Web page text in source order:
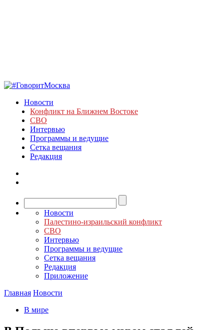
Новости
Конфликт на Ближнем Востоке
СВО
Интервью
Программы и ведущие
Сетка вещания
Редакция
Новости
Палестино-израильский конфликт
СВО
Интервью
Программы и ведущие
Сетка вещания
Редакция
Приложение
Главная Новости
В мире